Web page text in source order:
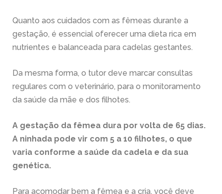
Quanto aos cuidados com as fêmeas durante a
gestação, é essencial oferecer uma dieta rica em
nutrientes e balanceada para cadelas gestantes.
Da mesma forma, o tutor deve marcar consultas
regulares com o veterinário, para o monitoramento
da saúde da mãe e dos filhotes.
A gestação da fêmea dura por volta de 65 dias.
A ninhada pode vir com 5 a 10 filhotes, o que
varia conforme a saúde da cadela e da sua
genética.
Para acomodar bem a fêmea e a cria, você deve